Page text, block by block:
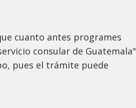
cuanto antes programes
consular de Guatemala"
pues el trámite puede